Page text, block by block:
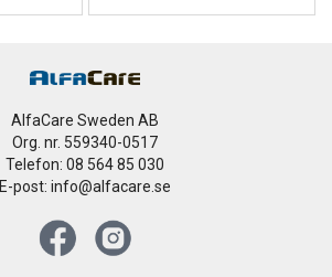
AlfaCare Sweden AB
Org. nr. 559340-0517
Telefon: 08 564 85 030
E-post: info@alfacare.se